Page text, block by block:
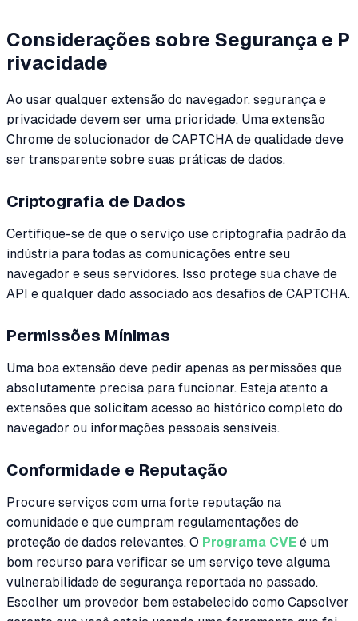
Considerações sobre Segurança e P
rivacidade
Ao usar qualquer extensão do navegador, segurança e
privacidade devem ser uma prioridade. Uma extensão
Chrome de solucionador de CAPTCHA de qualidade deve
ser transparente sobre suas práticas de dados.
Criptografia de Dados
Certifique-se de que o serviço use criptografia padrão da
indústria para todas as comunicações entre seu
navegador e seus servidores. Isso protege sua chave de
API e qualquer dado associado aos desafios de CAPTCHA.
Permissões Mínimas
Uma boa extensão deve pedir apenas as permissões que
absolutamente precisa para funcionar. Esteja atento a
extensões que solicitam acesso ao histórico completo do
navegador ou informações pessoais sensíveis.
Conformidade e Reputação
Procure serviços com uma forte reputação na
comunidade e que cumpram regulamentações de
proteção de dados relevantes. O Programa CVE é um
bom recurso para verificar se um serviço teve alguma
vulnerabilidade de segurança reportada no passado.
Escolher um provedor bem estabelecido como Capsolver